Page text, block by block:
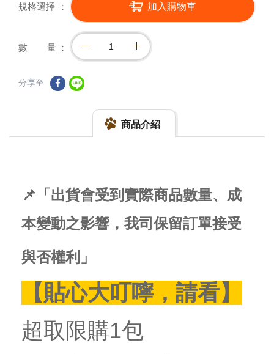
規格選擇 加入購物車
數 量
分享至
商品介紹
📌「出貨會受到實際商品數量、成
本變動之影響，我司保留訂單接受
與否權利」
【貼心大叮嚀，請看】
超取限購1包